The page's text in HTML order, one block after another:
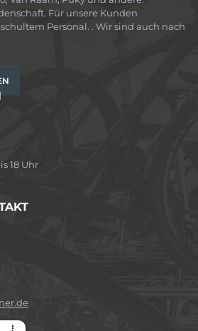
Für unsere Kunden
Personal. . Wir sind auch nach
18 Uhr